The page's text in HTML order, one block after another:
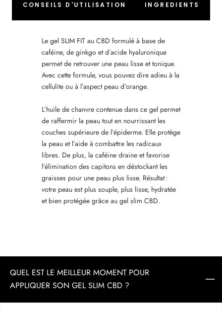
CONSEILS D'UTILISATION INGREDIENTS
Le gel SLIM FIT au CBD formulé à base de
caféine, de ginkgo et d’acide hyaluronique
permet de retrouver une peau lisse et tonique.
Avec cette formule, vous pouvez dire adieu à la
cellulite ou à l’aspect peau d’orange.
L’huile de chanvre contenue dans ce gel permet
de raffermir la peau tout en nourrissant les
couches supérieure de l’épiderme. Elle protège
la peau et l’aide à combattre les radicaux
libres. De plus, la caféine draine et favorise
l’élimination des capitons en déstockant les
graisses pour une peau plus lisse. Résultat :
votre peau est plus souple, plus lisse, hydratée
et bien protégée grâce au gel slim CBD.
QUEL EST LE MEILLEUR MOMENT POUR
APPLIQUER SON GEL SLIM CBD ?